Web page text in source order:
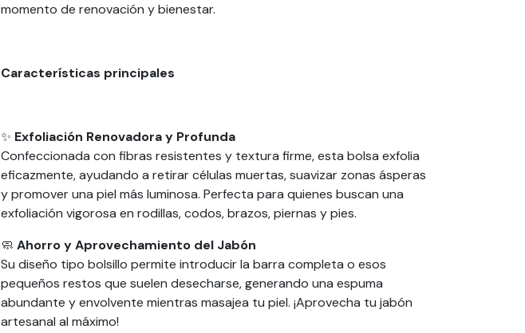
momento de renovación y bienestar.
Características principales
✨ Exfoliación Renovadora y Profunda
Confeccionada con fibras resistentes y textura firme, esta bolsa exfolia
eficazmente, ayudando a retirar células muertas, suavizar zonas ásperas
y promover una piel más luminosa. Perfecta para quienes buscan una
exfoliación vigorosa en rodillas, codos, brazos, piernas y pies.
🧼 Ahorro y Aprovechamiento del Jabón
Su diseño tipo bolsillo permite introducir la barra completa o esos
pequeños restos que suelen desecharse, generando una espuma
abundante y envolvente mientras masajea tu piel. ¡Aprovecha tu jabón
artesanal al máximo!